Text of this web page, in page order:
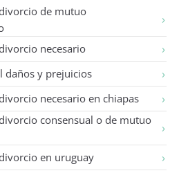
de mutuo
necesario
daños y prejuicios
necesario en chiapas
consensual o de mutuo
en uruguay